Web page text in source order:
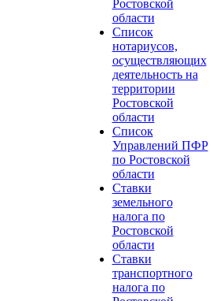
Ростовской
области
Список
нотариусов,
осуществляющих
деятельность на
территории
Ростовской
области
Список
Управлений ПФР
по Ростовской
области
Ставки
земельного
налога по
Ростовской
области
Ставки
транспортного
налога по